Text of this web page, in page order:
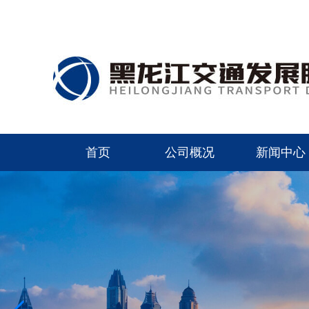
首页 公司概况 新闻中心